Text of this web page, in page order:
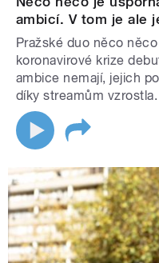
ambicí. V tom je ale
Pražské duo něco
koronavirové krize
ambice nemají, jejich
díky streamům vzrostla.